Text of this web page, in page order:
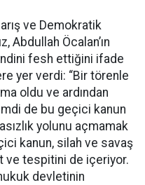
ve Demokratik
Abdullah Öcalan’ın
fesh ettiğini ifade
yer verdi: “Bir törenle
oldu ve ardından
de bu geçici kanun
yolunu açmamak
kanun, silah ve savaş
ve tespitini de içeriyor.
devletinin